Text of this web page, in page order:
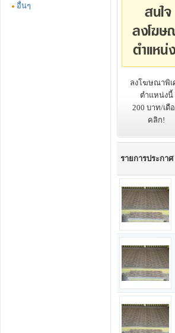
อื่นๆ
ลงโฆษณาพิเ
ตำแหน่งนี้
200 บาท/เดื
คลิก!
รายการประกาศ